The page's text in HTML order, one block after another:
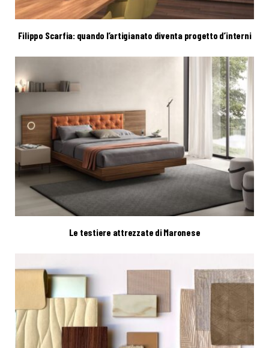
Filippo Scarfia: quando l’artigianato diventa progetto d’interni
Le testiere attrezzate di Maronese